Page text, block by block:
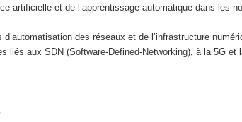
artificielle et de l’apprentissage automatique dans les
des réseaux et de l’infrastructure
liés aux SDN (Software-Defined-Networking), à la 5G et